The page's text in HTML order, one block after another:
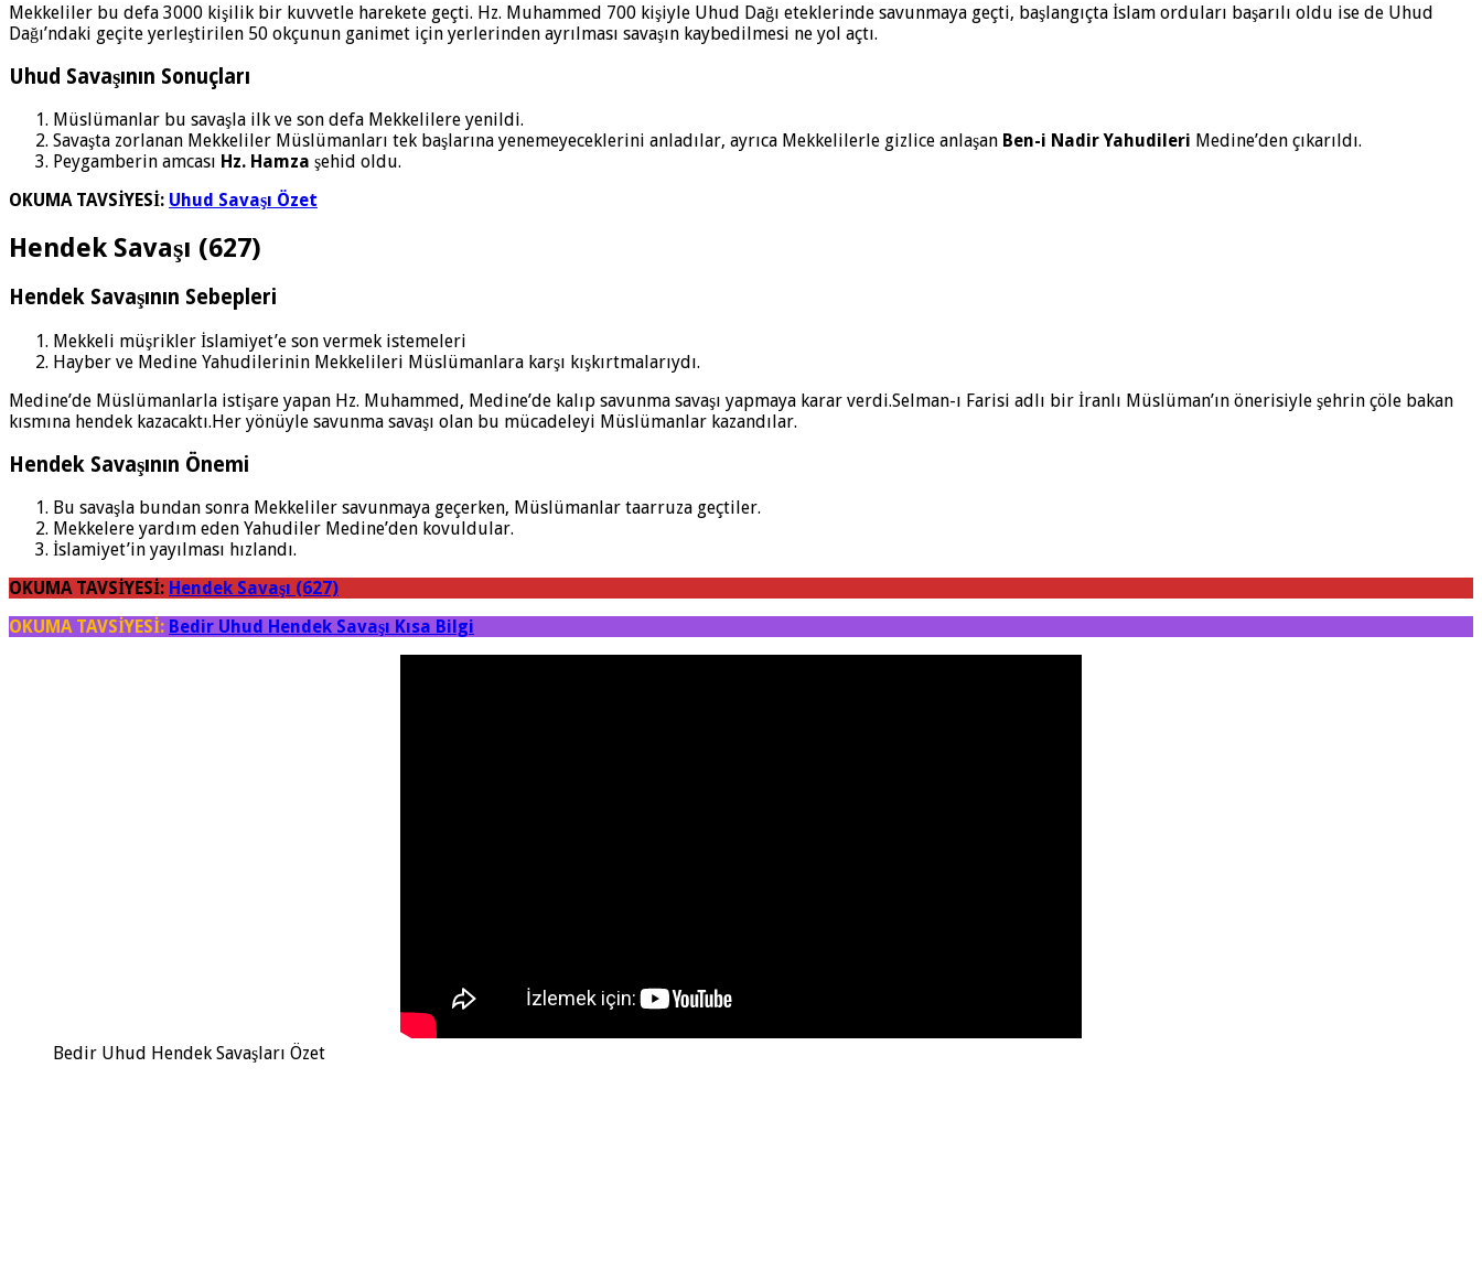
Mekkeliler bu defa 3000 kişilik bir kuvvetle harekete geçti. Hz. Muhammed 700 kişiyle Uhud Dağı eteklerinde savunmaya geçti, başlangıçta İslam orduları başarılı oldu ise de Uhud
Dağı’ndaki geçite yerleştirilen 50 okçunun ganimet için yerlerinden ayrılması savaşın kaybedilmesi ne yol açtı.
Uhud Savaşının Sonuçları
Müslümanlar bu savaşla ilk ve son defa Mekkelilere yenildi.
Savaşta zorlanan Mekkeliler Müslümanları tek başlarına yenemeyeceklerini anladılar, ayrıca Mekkelilerle gizlice anlaşan Ben-i Nadir Yahudileri Medine’den çıkarıldı.
Peygamberin amcası Hz. Hamza şehid oldu.
OKUMA TAVSİYESİ: Uhud Savaşı Özet
Hendek Savaşı (627)
Hendek Savaşının Sebepleri
Mekkeli müşrikler İslamiyet’e son vermek istemeleri
Hayber ve Medine Yahudilerinin Mekkelileri Müslümanlara karşı kışkırtmalarıydı.
Medine’de Müslümanlarla istişare yapan Hz. Muhammed, Medine’de kalıp savunma savaşı yapmaya karar verdi.Selman-ı Farisi adlı bir İranlı Müslüman’ın önerisiyle şehrin çöle bakan
kısmına hendek kazacaktı.Her yönüyle savunma savaşı olan bu mücadeleyi Müslümanlar kazandılar.
Hendek Savaşının Önemi
Bu savaşla bundan sonra Mekkeliler savunmaya geçerken, Müslümanlar taarruza geçtiler.
Mekkelere yardım eden Yahudiler Medine’den kovuldular.
İslamiyet’in yayılması hızlandı.
OKUMA TAVSİYESİ: Hendek Savaşı (627)
OKUMA TAVSİYESİ: Bedir Uhud Hendek Savaşı Kısa Bilgi
Bedir Uhud Hendek Savaşları Özet